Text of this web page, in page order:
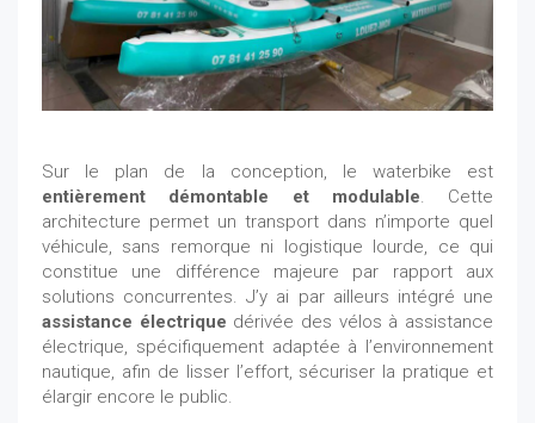
Sur le plan de la conception, le waterbike est
entièrement démontable et modulable. Cette
architecture permet un transport dans n’importe quel
véhicule, sans remorque ni logistique lourde, ce qui
constitue une différence majeure par rapport aux
solutions concurrentes. J’y ai par ailleurs intégré une
assistance électrique dérivée des vélos à assistance
électrique, spécifiquement adaptée à l’environnement
nautique, afin de lisser l’effort, sécuriser la pratique et
élargir encore le public.